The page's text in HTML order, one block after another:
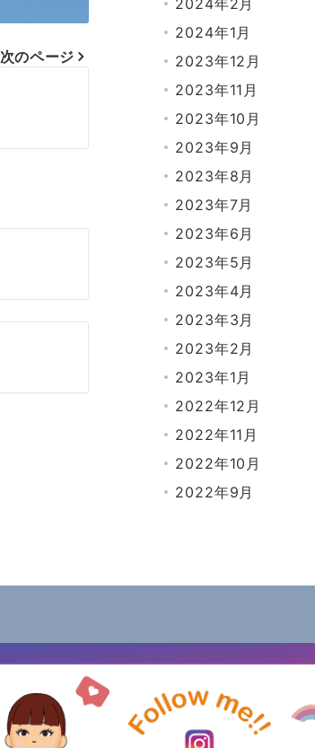
次のページ
2024年2月
2024年1月
2023年12月
2023年11月
2023年10月
2023年9月
2023年8月
2023年7月
2023年6月
2023年5月
2023年4月
2023年3月
2023年2月
2023年1月
2022年12月
2022年11月
2022年10月
2022年9月